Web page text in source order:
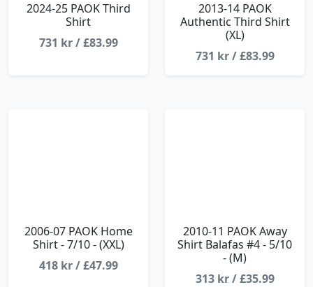
2024-25 PAOK Third
Shirt
731 kr / £83.99
2013-14 PAOK
Authentic Third Shirt
(XL)
731 kr / £83.99
2006-07 PAOK Home
Shirt - 7/10 - (XXL)
418 kr / £47.99
2010-11 PAOK Away
Shirt Balafas #4 - 5/10
- (M)
313 kr / £35.99